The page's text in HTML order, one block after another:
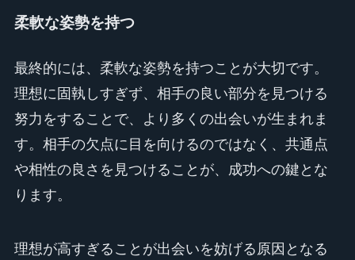
柔軟な姿勢を持つ
最終的には、柔軟な姿勢を持つことが大切です。
理想に固執しすぎず、相手の良い部分を見つける
努力をすることで、より多くの出会いが生まれま
す。相手の欠点に目を向けるのではなく、共通点
や相性の良さを見つけることが、成功への鍵とな
ります。
理想が高すぎることが出会いを妨げる原因となる